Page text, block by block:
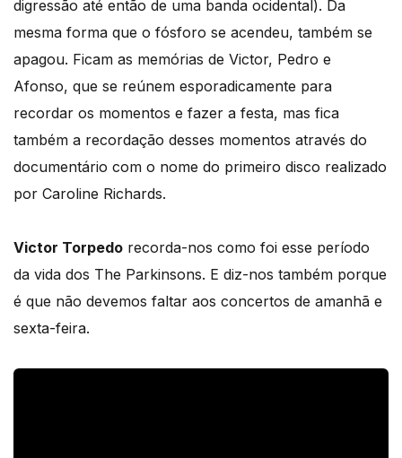
digressão até então de uma banda ocidental). Da
mesma forma que o fósforo se acendeu, também se
apagou. Ficam as memórias de Victor, Pedro e
Afonso, que se reúnem esporadicamente para
recordar os momentos e fazer a festa, mas fica
também a recordação desses momentos através do
documentário com o nome do primeiro disco realizado
por Caroline Richards.
Victor Torpedo recorda-nos como foi esse período
da vida dos The Parkinsons. E diz-nos também porque
é que não devemos faltar aos concertos de amanhã e
sexta-feira.